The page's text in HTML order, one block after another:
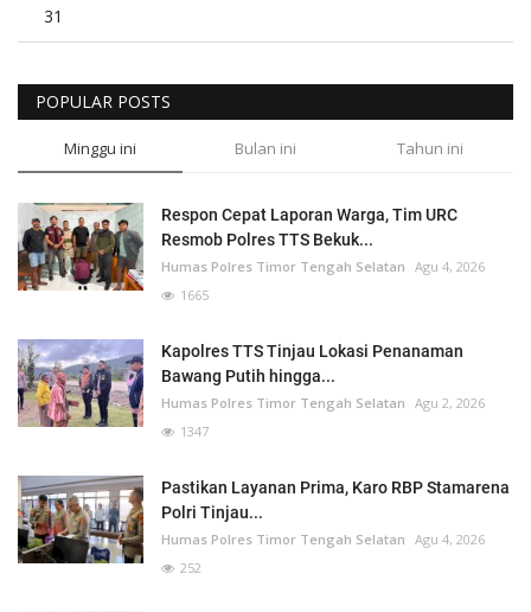
31
POPULAR POSTS
Minggu ini Bulan ini Tahun ini
Respon Cepat Laporan Warga, Tim URC
Resmob Polres TTS Bekuk...
Humas Polres Timor Tengah Selatan Agu 4, 2026
1665
Kapolres TTS Tinjau Lokasi Penanaman
Bawang Putih hingga...
Humas Polres Timor Tengah Selatan Agu 2, 2026
1347
Pastikan Layanan Prima, Karo RBP Stamarena
Polri Tinjau...
Humas Polres Timor Tengah Selatan Agu 4, 2026
252